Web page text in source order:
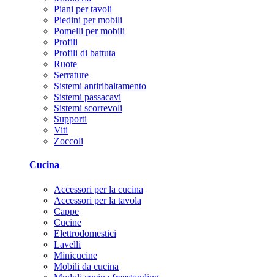
Piani per tavoli
Piedini per mobili
Pomelli per mobili
Profili
Profili di battuta
Ruote
Serrature
Sistemi antiribaltamento
Sistemi passacavi
Sistemi scorrevoli
Supporti
Viti
Zoccoli
Cucina
Accessori per la cucina
Accessori per la tavola
Cappe
Cucine
Elettrodomestici
Lavelli
Minicucine
Mobili da cucina